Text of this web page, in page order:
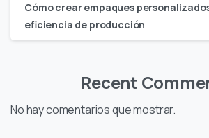
Cómo crear empaques
eficiencia de producción
Recent
No hay comentarios que mostrar.